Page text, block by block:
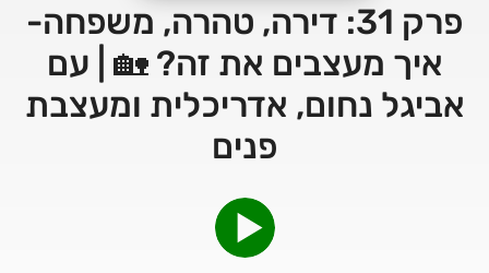
פרק 31: דירה, טהרה, משפחה-
איך מעצבים את זה? 🏡 | עם
אביגל נחום, אדריכלית ומעצבת
פנים